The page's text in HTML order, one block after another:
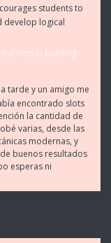
students to
develop logical
in building
tarde y un amigo me
encontrado slots
la cantidad de
varias, desde las
modernas, y
buenos resultados
esperas ni